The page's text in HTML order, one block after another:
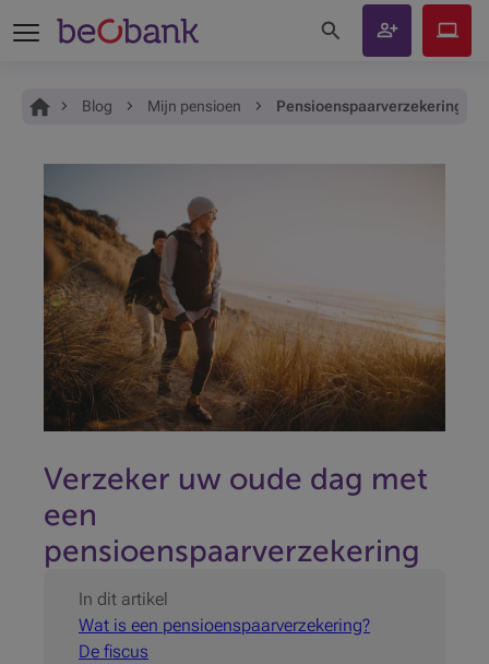
Je bent hier:
Home Blog Mijn pensioen Pensioenspaarverzekering:
Verzeker uw oude dag met
een
pensioenspaarverzekering
In dit artikel
Wat is een pensioenspaarverzekering?
De fiscus